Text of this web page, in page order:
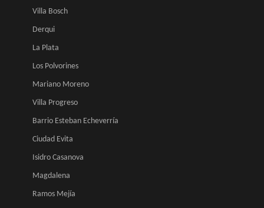
Villa Bosch
Derqui
La Plata
Los Polvorines
Mariano Moreno
Villa Progreso
Barrio Esteban Echeverría
Ciudad Evita
Isidro Casanova
Magdalena
Ramos Mejía